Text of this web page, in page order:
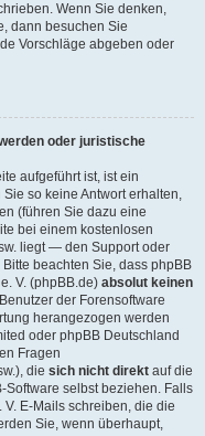
Wenn Sie denken,
dann besuchen Sie
Vorschläge abgeben oder
oder juristische
aufgeführt ist, ist ein
so keine Antwort erhalten,
(führen Sie dazu eine
bei einem kostenlosen
liegt — den Support oder
beachten Sie, dass phpBB
V. (phpBB.de) absolut keinen
der Forensoftware
herangezogen werden
oder phpBB Deutschland
Fragen
die sich nicht direkt auf die
selbst beziehen. Falls
E-Mails schreiben, die die
Sie, wenn überhaupt,